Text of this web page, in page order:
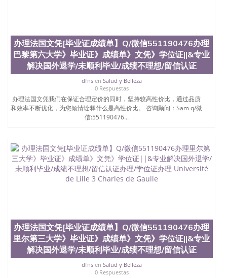
办理法国文凭[毕业证成绩单】Q/微信551190476办理
巴黎第六大学》毕业证》成绩单》文凭》学位证||&专业
解决国外退学/未顺利毕业/成绩不理想/留信认证
dfnsen Salud y Belleza
0 Respuestas
办理法国文凭我们在保证合理定价的同时，坚持较高性价比，通过品质
和效率不断优化，为您倾情诠释什么是高性价比。 咨询顾问：Sam q/微
信:551190476...
办理法国文凭[毕业证成绩单】Q/微信551190476办理
里尔第三大学》毕业证》成绩单》文凭》学位证||&专业
解决国外退学/未顺利毕业/成绩不理想/留信认证
dfnsen Salud y Belleza
0 Respuestas